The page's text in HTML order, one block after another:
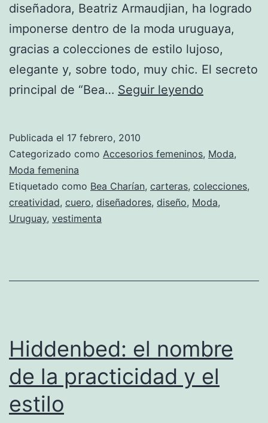
diseñadora, Beatriz Armaudjian, ha logrado
imponerse dentro de la moda uruguaya,
gracias a colecciones de estilo lujoso,
elegante y, sobre todo, muy chic. El secreto
principal de “Bea… Seguir leyendo
“Made
Uruguay”
Publicada el 17 febrero, 2010
Categorizado como Accesorios femeninos, Moda,
Moda femenina
Etiquetado como Bea Charían, carteras, colecciones,
creatividad, cuero, diseñadores, diseño, Moda,
Uruguay, vestimenta
Hiddenbed: el nombre
de la practicidad y el
estilo